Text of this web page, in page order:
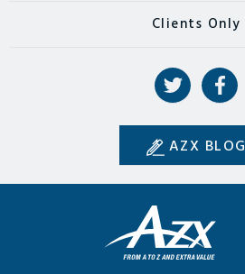
Clients Only
AZX BLOG